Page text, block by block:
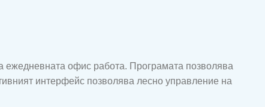
ежедневната офис работа. Програмата позволява
интерфейс позволява лесно управление на